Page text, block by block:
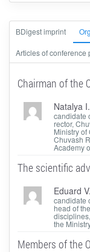
ВDigest imprint
Articles of conference
Chairman of the
Natalya
candidate
rector,
Ministry of
Chuvash
Academy
The scientific
Eduard
candidate
head of
the
Members of the